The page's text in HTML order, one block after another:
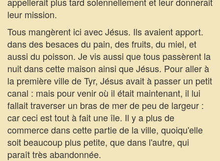
leur mission.
Tous mangèrent ici avec Jésus. Ils avaient apport.
dans des besaces du pain, des fruits, du miel, et
aussi du poisson. Je vis aussi que tous passèrent la
nuit dans cette maison ainsi que Jésus. Pour aller à
la première ville de Tyr, Jésus avait à passer un petit
canal : mais pour venir où il était maintenant, il lui
fallait traverser un bras de mer de peu de largeur :
car ceci est tout à fait une île. Il y a plus de
commerce dans cette partie de la ville, quoiqu'elle
soit beaucoup plus petite, que dans l'autre, qui
paraît très abandonnée.